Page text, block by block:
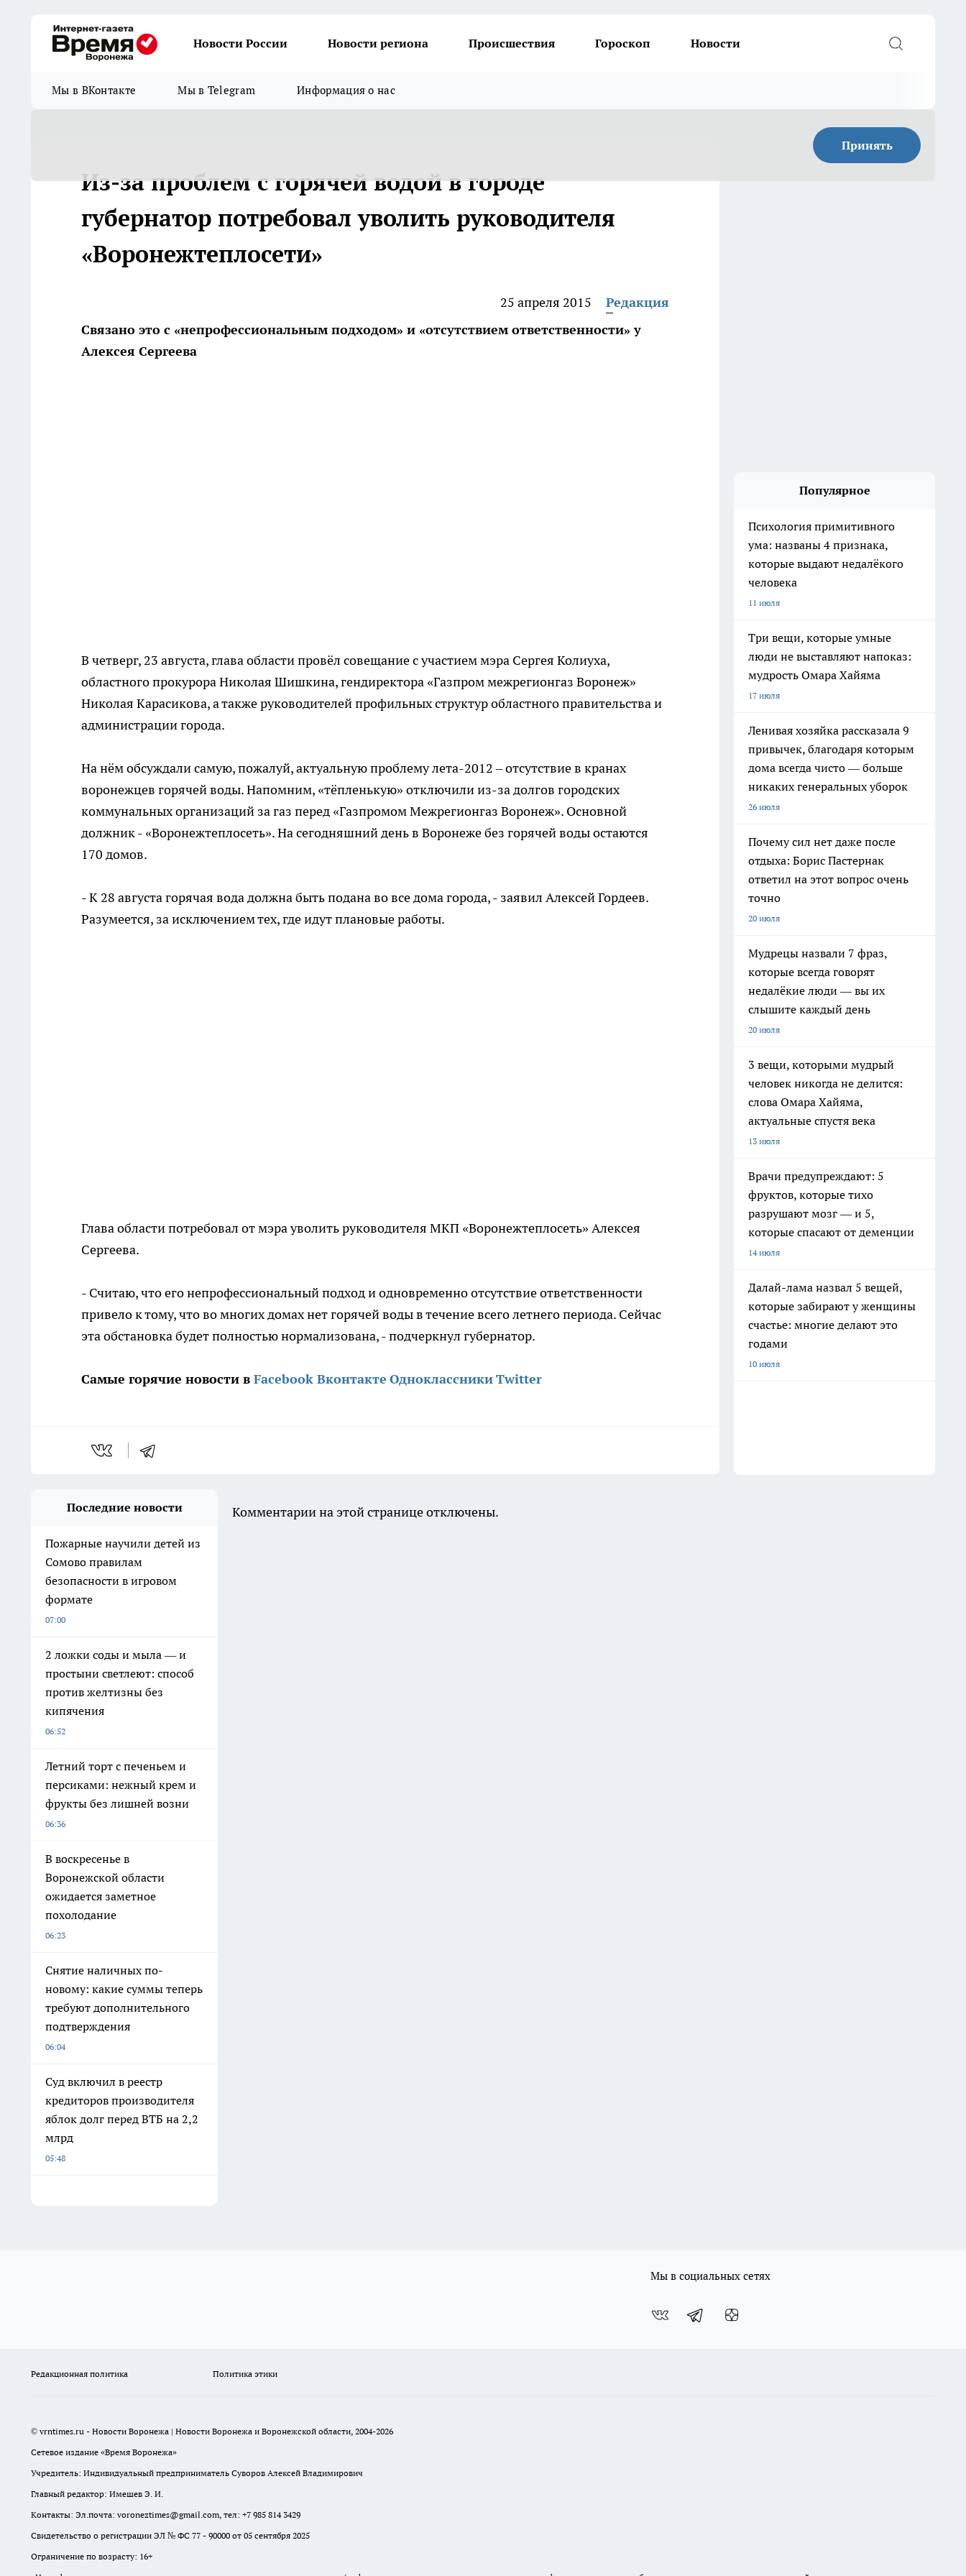
Новости России Новости региона Происшествия Гороскоп Новости
Мы в ВКонтакте Мы в Telegram Информация о нас
Принять
Из-за проблем с горячей водой в городе
губернатор потребовал уволить руководителя
«Воронежтеплосети»
25 апреля 2015
Редакция
Связано это с «непрофессиональным подходом» и «отсутствием ответственности» у
Алексея Сергеева
В четверг, 23 августа, глава области провёл совещание с участием мэра Сергея Колиуха,
областного прокурора Николая Шишкина, гендиректора «Газпром межрегионгаз Воронеж»
Николая Карасикова, а также руководителей профильных структур областного правительства и
администрации города.
На нём обсуждали самую, пожалуй, актуальную проблему лета-2012 – отсутствие в кранах
воронежцев горячей воды. Напомним, «тёпленькую» отключили из-за долгов городских
коммунальных организаций за газ перед «Газпромом Межрегионгаз Воронеж». Основной
должник - «Воронежтеплосеть». На сегодняшний день в Воронеже без горячей воды остаются
170 домов.
- К 28 августа горячая вода должна быть подана во все дома города, - заявил Алексей Гордеев.
Разумеется, за исключением тех, где идут плановые работы.
Глава области потребовал от мэра уволить руководителя МКП «Воронежтеплосеть» Алексея
Сергеева.
- Считаю, что его непрофессиональный подход и одновременно отсутствие ответственности
привело к тому, что во многих домах нет горячей воды в течение всего летнего периода. Сейчас
эта обстановка будет полностью нормализована, - подчеркнул губернатор.
Самые горячие новости в Facebook Вконтакте ОдноклассникиTwitter
Популярное
Психология примитивного
ума: названы 4 признака,
которые выдают недалёкого
человека
11 июля
Три вещи, которые умные
люди не выставляют напоказ:
мудрость Омара Хайяма
17 июля
Ленивая хозяйка рассказала 9
привычек, благодаря которым
дома всегда чисто — больше
никаких генеральных уборок
26 июля
Почему сил нет даже после
отдыха: Борис Пастернак
ответил на этот вопрос очень
точно
20 июля
Мудрецы назвали 7 фраз,
которые всегда говорят
недалёкие люди — вы их
слышите каждый день
20 июля
3 вещи, которыми мудрый
человек никогда не делится:
слова Омара Хайяма,
актуальные спустя века
13 июля
Врачи предупреждают: 5
фруктов, которые тихо
разрушают мозг — и 5,
которые спасают от деменции
14 июля
Далай-лама назвал 5 вещей,
которые забирают у женщины
счастье: многие делают это
годами
10 июля
Последние новости
Пожарные научили детей из
Сомово правилам
безопасности в игровом
формате
07:00
2 ложки соды и мыла — и
простыни светлеют: способ
против желтизны без
кипячения
06:52
Летний торт с печеньем и
персиками: нежный крем и
фрукты без лишней возни
06:36
В воскресенье в
Воронежской области
ожидается заметное
похолодание
06:23
Снятие наличных по-
новому: какие суммы теперь
требуют дополнительного
подтверждения
06:04
Суд включил в реестр
кредиторов производителя
яблок долг перед ВТБ на 2,2
млрд
05:48
Комментарии на этой странице отключены.
Мы в социальных сетях
Редакционная политика Политика этики
© vrntimes.ru - Новости Воронежа | Новости Воронежа и Воронежской области, 2004-2026
Сетевое издание «Время Воронежа»
Учредитель: Индивидуальный предприниматель Суворов Алексей Владимирович
Главный редактор: Имешев Э. И.
Контакты: Эл.почта: voroneztimes@gmail.com, тел: +7 985 814 3429
Свидетельство о регистрации ЭЛ № ФС 77 - 90000 от 05 сентября 2025
Ограничение по возрасту: 16+